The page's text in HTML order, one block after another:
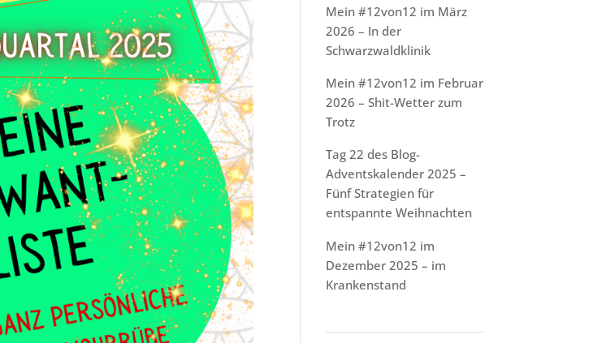
Mein #12von12 im März
2026 – In der
Schwarzwaldklinik
Mein #12von12 im Februar
2026 – Shit-Wetter zum
Trotz
Tag 22 des Blog-
Adventskalender 2025 –
Fünf Strategien für
entspannte Weihnachten
Mein #12von12 im
Dezember 2025 – im
Krankenstand